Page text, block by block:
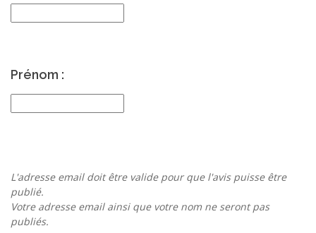
Prénom :
L'adresse email doit être valide pour que l'avis puisse être
publié.
Votre adresse email ainsi que votre nom ne seront pas
publiés.